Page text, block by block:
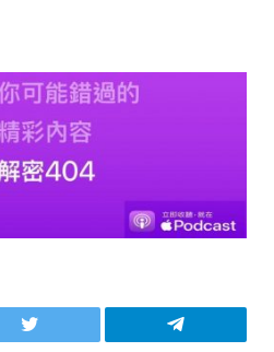
Twitter Telegram